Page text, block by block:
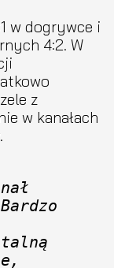
w dogrywce i
4:2. W
z
w kanałach